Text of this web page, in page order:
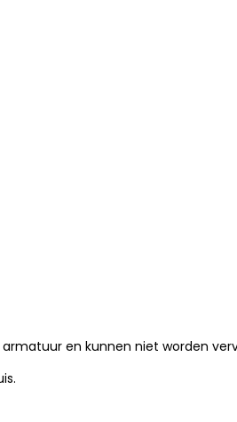
en kunnen niet worden